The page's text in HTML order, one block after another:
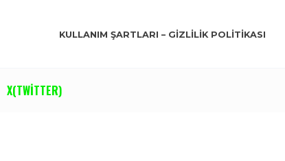
KULLANIM ŞARTLARI – GIZLILIK POLITIKASI
X(TWITTER)